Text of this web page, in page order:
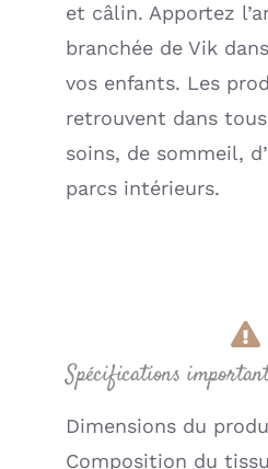
et câlin. Apportez
branchée de Vik
vos enfants. Les
retrouvent dans
soins, de sommeil,
parcs intérieurs.
Spécifications
Dimensions du
Composition du